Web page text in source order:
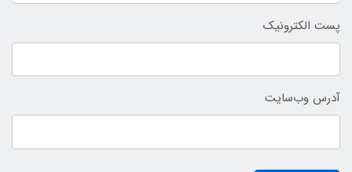
پست الکترونیک
آدرس وب‌سایت